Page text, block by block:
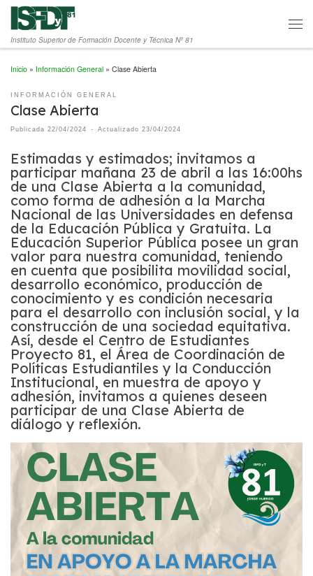
Saltar al contenido
Instituto Superior de Formación Docente y Técnica Nº 81
Inicio » Información General » Clase Abierta
INFORMACIÓN GENERAL
Clase Abierta
Publicada 22/04/2024 - Actualizado 23/04/2024
Estimadas y estimados; invitamos a
participar mañana 23 de abril a las 16:00hs
de una Clase Abierta a la comunidad,
como forma de adhesión a la Marcha
Nacional de las Universidades en defensa
de la Educación Pública y Gratuita. La
Educación Superior Pública posee un gran
valor para nuestra comunidad, teniendo
en cuenta que posibilita movilidad social,
desarrollo económico, producción de
conocimiento y es condición necesaria
para el desarrollo con inclusión social, y la
construcción de una sociedad equitativa.
Así, desde el Centro de Estudiantes
Proyecto 81, el Área de Coordinación de
Políticas Estudiantiles y la Conducción
Institucional, en muestra de apoyo y
adhesión, invitamos a quienes deseen
participar de una Clase Abierta de
diálogo y reflexión.